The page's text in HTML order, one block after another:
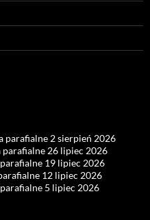
parafialne 2 sierpień 2026
parafialne 26 lipiec 2026
19 lipiec 2026
12 lipiec 2026
5 lipiec 2026